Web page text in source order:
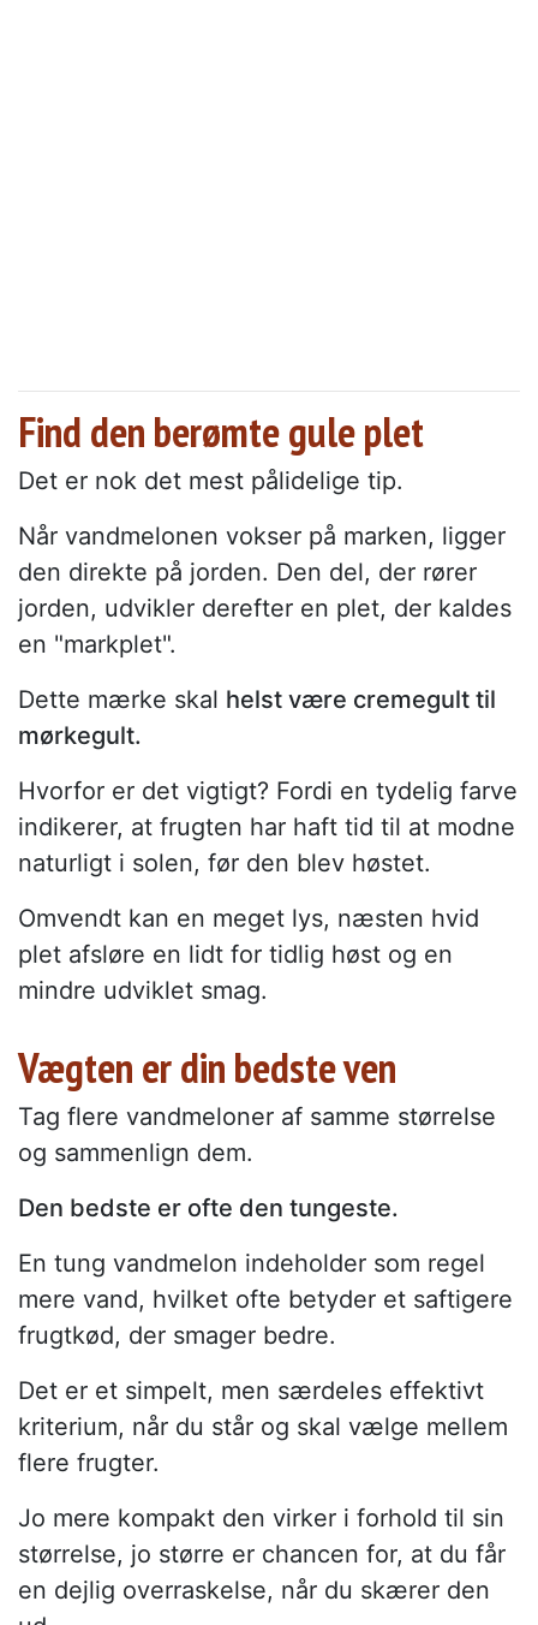
Find den berømte gule plet
Det er nok det mest pålidelige tip.
Når vandmelonen vokser på marken, ligger
den direkte på jorden. Den del, der rører
jorden, udvikler derefter en plet, der kaldes
en "markplet".
Dette mærke skal helst være cremegult til
mørkegult.
Hvorfor er det vigtigt? Fordi en tydelig farve
indikerer, at frugten har haft tid til at modne
naturligt i solen, før den blev høstet.
Omvendt kan en meget lys, næsten hvid
plet afsløre en lidt for tidlig høst og en
mindre udviklet smag.
Vægten er din bedste ven
Tag flere vandmeloner af samme størrelse
og sammenlign dem.
Den bedste er ofte den tungeste.
En tung vandmelon indeholder som regel
mere vand, hvilket ofte betyder et saftigere
frugtkød, der smager bedre.
Det er et simpelt, men særdeles effektivt
kriterium, når du står og skal vælge mellem
flere frugter.
Jo mere kompakt den virker i forhold til sin
størrelse, jo større er chancen for, at du får
en dejlig overraskelse, når du skærer den